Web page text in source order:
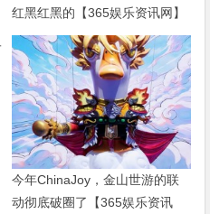
红黑红黑的【365娱乐资讯网】
今年ChinaJoy，金山世游的联
动彻底破圈了【365娱乐资讯